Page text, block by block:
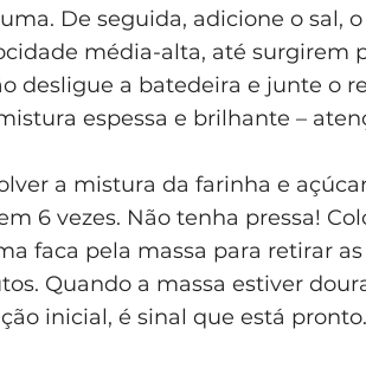
De seguida, adicione o sal,
média-alta, até surgirem
desligue a batedeira e junte o
espessa e brilhante –
a mistura da farinha e
6 vezes. Não tenha pressa!
faca pela massa para retirar
Quando a massa estiver
inicial, é sinal que está pronto.